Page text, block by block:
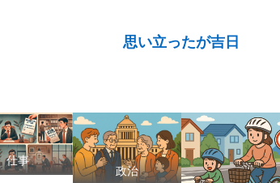
思い立ったが吉日
仕事
政治